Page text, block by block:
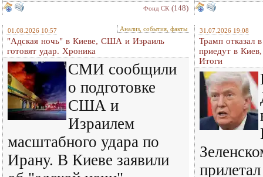
Фонд СК (148)
01.08.2026 10:57 Анализ, события, факты
"Адская ночь" в Киеве, США и Израиль
готовят удар. Хроника
СМИ сообщили
о подготовке
США и
Израилем
масштабного удара по
Ирану. В Киеве заявили
31.07.2026 19:08
Трамп отказал
приедут в
Итоги